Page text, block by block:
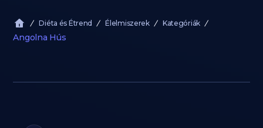
Diéta és Étrend Élelmiszerek Kategóriák
Angolna Hús